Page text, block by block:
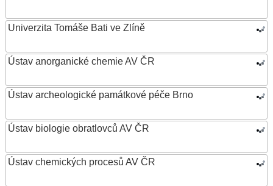
Univerzita Tomáše Bati ve Zlíně
Ústav anorganické chemie AV ČR
Ústav archeologické památkové péče Brno
Ústav biologie obratlovců AV ČR
Ústav chemických procesů AV ČR